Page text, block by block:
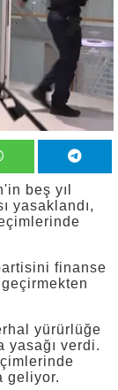
beş yıl
yasaklandı,
finanse
yürürlüğe
yasağı verdi.
geliyor.